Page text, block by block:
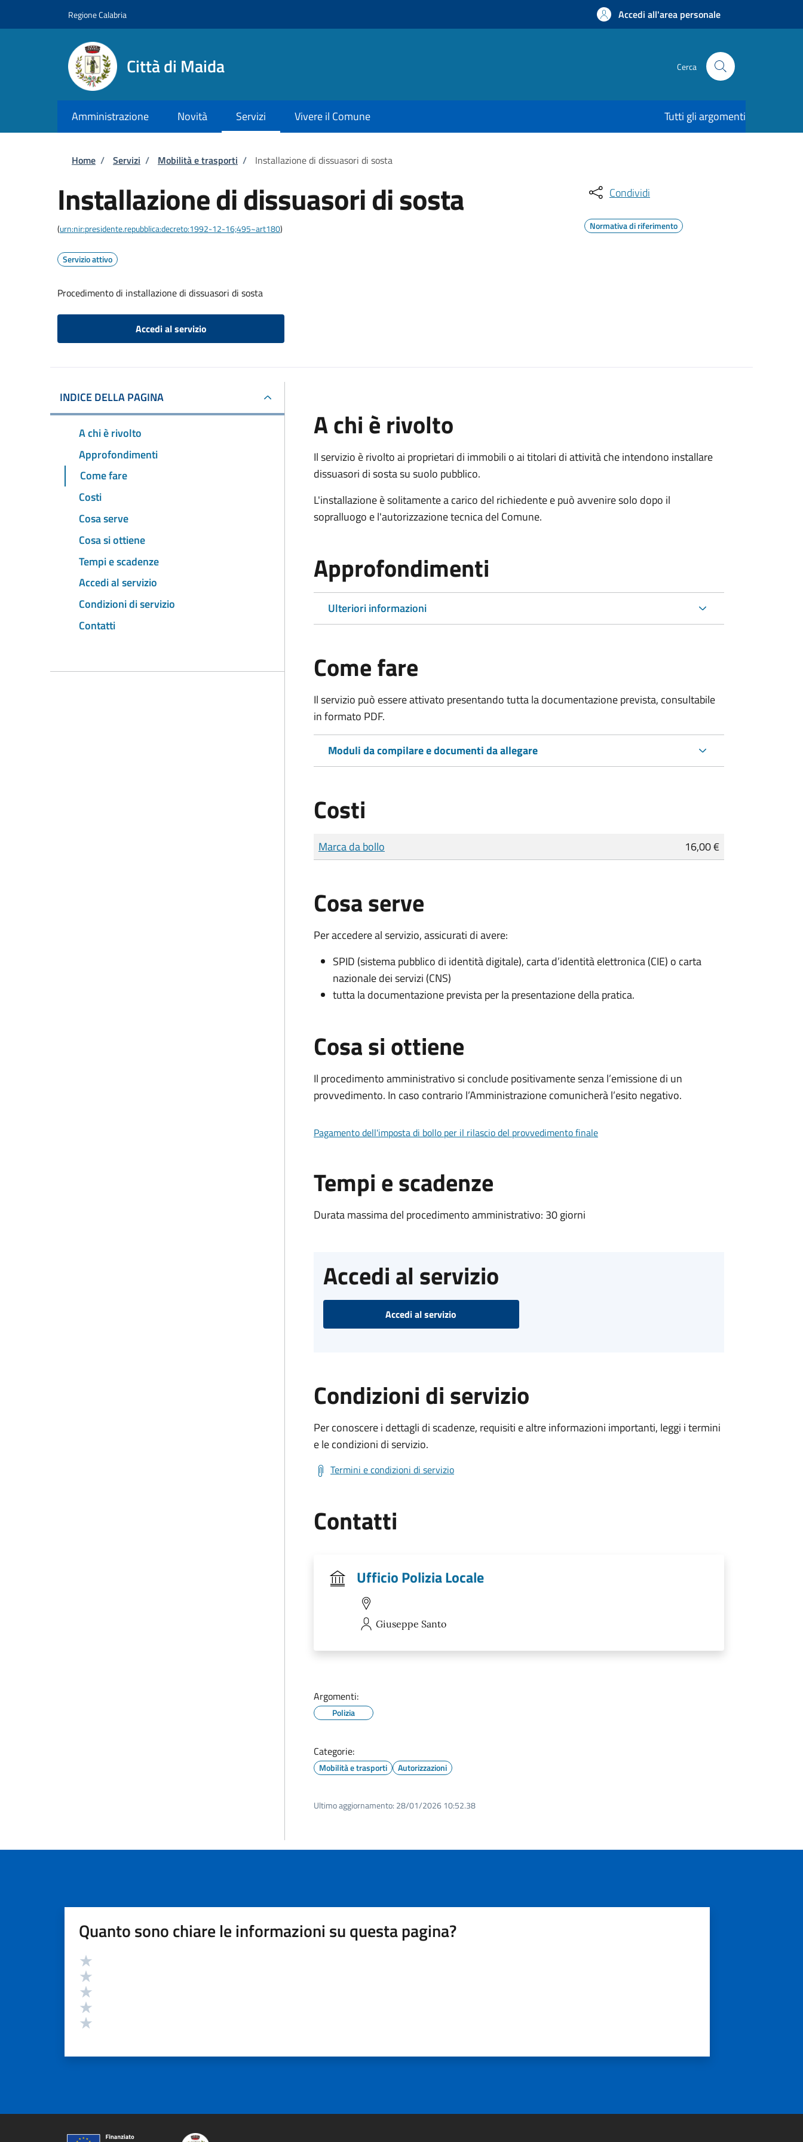
Regione Calabria Accedi all'area personale
Città di Maida Cerca
Amministrazione Novità Servizi Vivere il Comune Tutti gli argomenti
Briciole di pane
Home / Servizi / Mobilità e trasporti / Installazione di dissuasori di sosta
Installazione di dissuasori di sosta
(urn:nir:presidente.repubblica:decreto:1992-12-16;495~art180)
Servizio attivo
Procedimento di installazione di dissuasori di sosta
Accedi al servizio
Condividi
Normativa di riferimento
INDICE DELLA PAGINA
A chi è rivolto
Approfondimenti
Come fare
Costi
Cosa serve
Cosa si ottiene
Tempi e scadenze
Accedi al servizio
Condizioni di servizio
Contatti
A chi è rivolto
Il servizio è rivolto ai proprietari di immobili o ai titolari di attività che intendono installare
dissuasori di sosta su suolo pubblico.
L'installazione è solitamente a carico del richiedente e può avvenire solo dopo il
sopralluogo e l'autorizzazione tecnica del Comune.
Approfondimenti
Ulteriori informazioni
Come fare
Il servizio può essere attivato presentando tutta la documentazione prevista, consultabile
in formato PDF.
Moduli da compilare e documenti da allegare
Costi
Tipo di pagamento
Importo
Marca da bollo 16,00 €
Cosa serve
Per accedere al servizio, assicurati di avere:
SPID (sistema pubblico di identità digitale), carta d’identità elettronica (CIE) o carta
nazionale dei servizi (CNS)
tutta la documentazione prevista per la presentazione della pratica.
Cosa si ottiene
Il procedimento amministrativo si conclude positivamente senza l’emissione di un
provvedimento. In caso contrario l’Amministrazione comunicherà l’esito negativo.
Pagamento dell'imposta di bollo per il rilascio del provvedimento finale
Tempi e scadenze
Durata massima del procedimento amministrativo: 30 giorni
Accedi al servizio
Accedi al servizio
Condizioni di servizio
Per conoscere i dettagli di scadenze, requisiti e altre informazioni importanti, leggi i termini
e le condizioni di servizio.
Termini e condizioni di servizio
Contatti
Ufficio Polizia Locale
Giuseppe Santo
Argomenti:
Polizia
Categorie:
Mobilità e trasporti Autorizzazioni
Ultimo aggiornamento: 28/01/2026 10:52.38
Quanto sono chiare le informazioni su questa pagina?
Valutazione